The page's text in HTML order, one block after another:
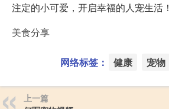
注定的小可爱，开启幸福的人宠生活！
美食分享
网络标签： 健康 宠物
上一篇